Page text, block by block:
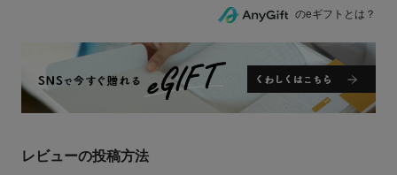
のeギフトとは？
レビューの投稿方法